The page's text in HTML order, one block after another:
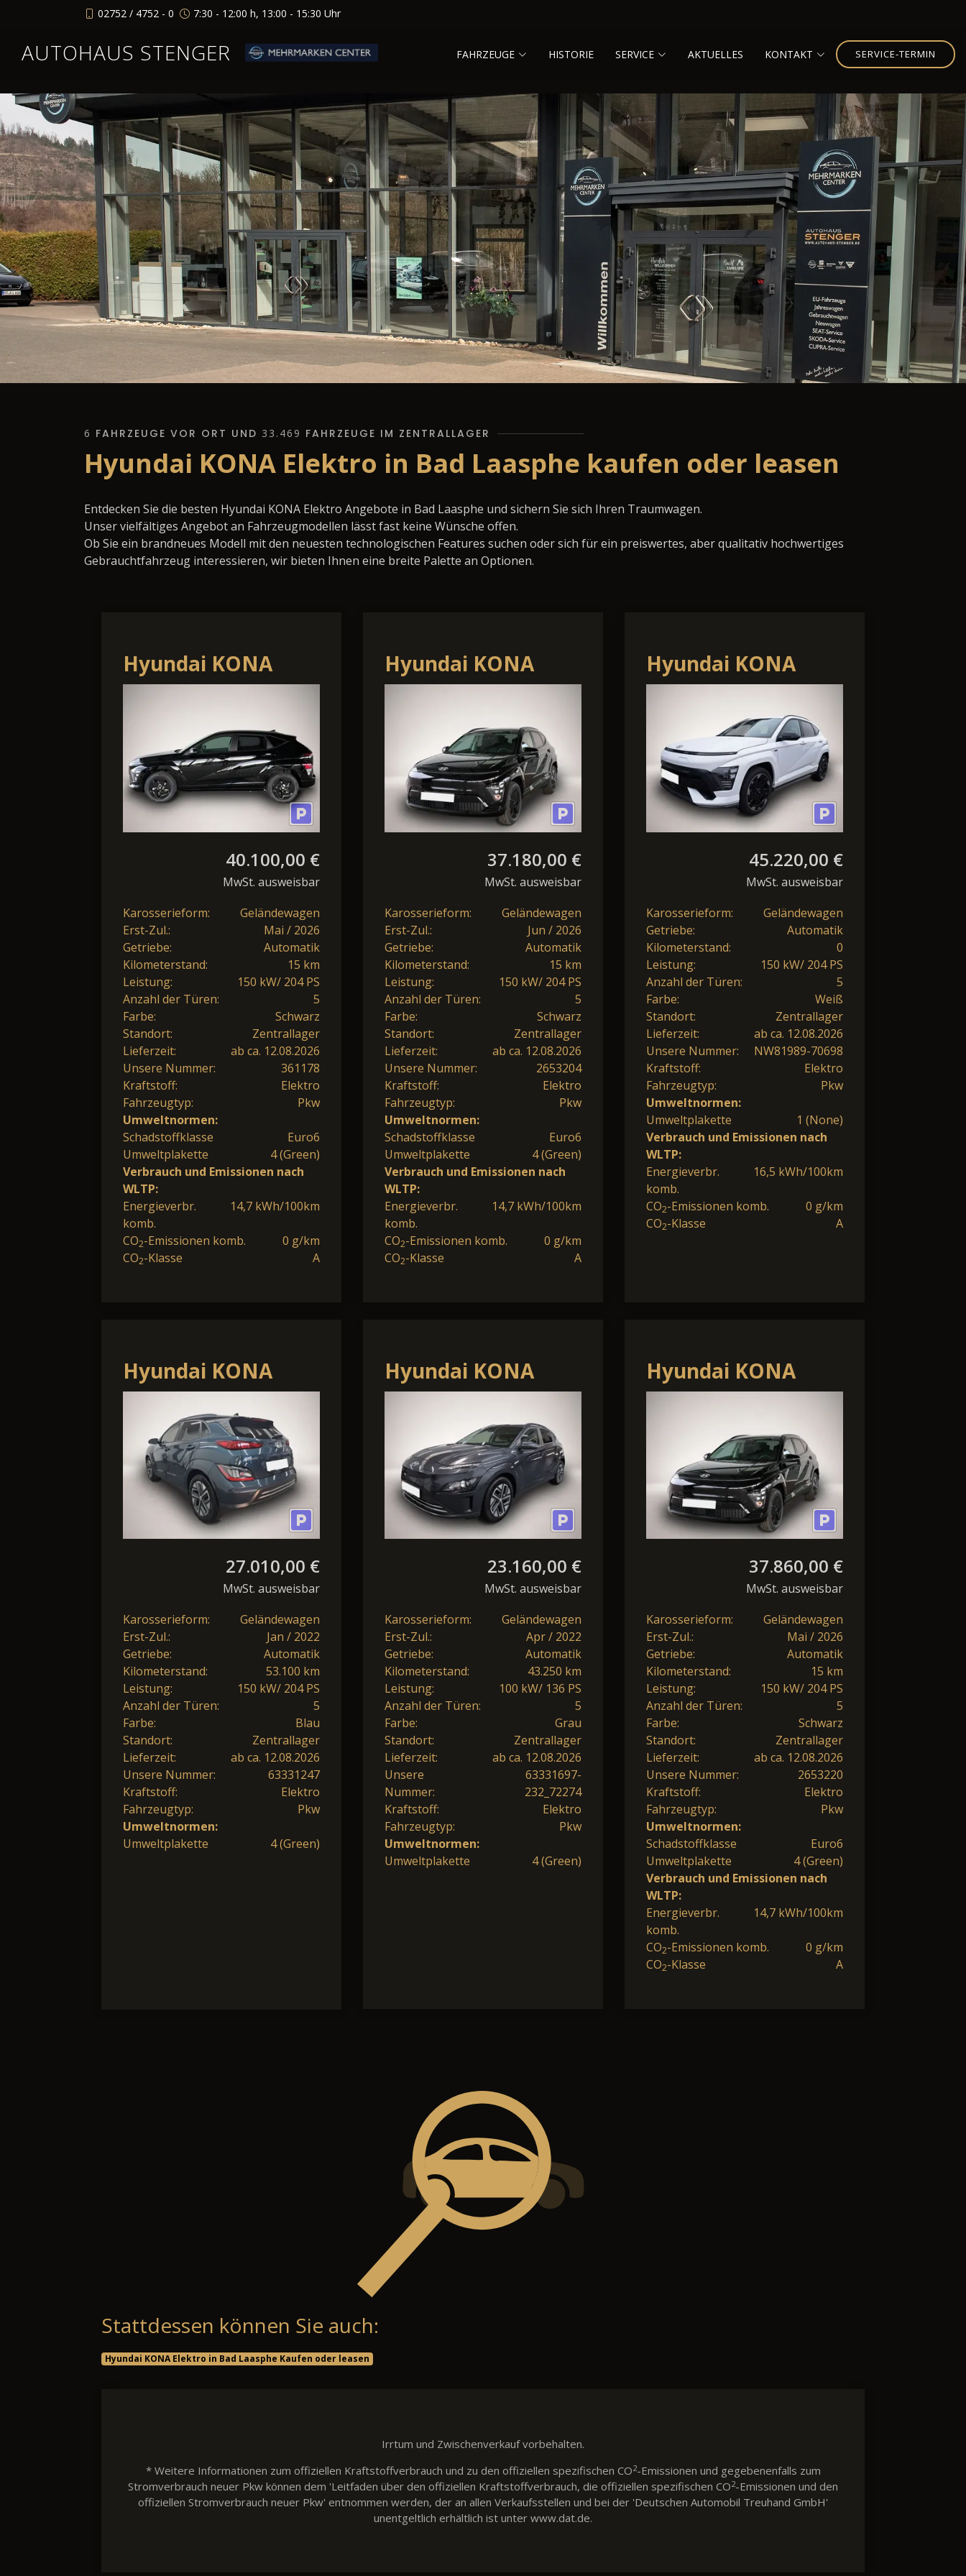
02752 / 4752 - 0 7:30 - 12:00 h, 13:00 - 15:30 Uhr
AUTOHAUS STENGER FAHRZEUGE HISTORIE SERVICE AKTUELLES KONTAKT SERVICE-TERMIN
6 FAHRZEUGE VOR ORT UND 33.469 FAHRZEUGE IM ZENTRALLAGER
Hyundai KONA Elektro in Bad Laasphe kaufen oder leasen
Entdecken Sie die besten Hyundai KONA Elektro Angebote in Bad Laasphe und sichern Sie sich Ihren Traumwagen.
Unser vielfältiges Angebot an Fahrzeugmodellen lässt fast keine Wünsche offen.
Ob Sie ein brandneues Modell mit den neuesten technologischen Features suchen oder sich für ein preiswertes, aber qualitativ hochwertiges
Gebrauchtfahrzeug interessieren, wir bieten Ihnen eine breite Palette an Optionen.
Hyundai KONA
Elektro Comfort
Plus 48,6kWh MY26
/ ACC / PDC V.+H.
m. .
40.100,00 €
MwSt. ausweisbar
Karosserieform:
Geländewagen
Erst-Zul.:
Mai / 2026
Getriebe:
Automatik
Kilometerstand:
15 km
Leistung:
150 kW/ 204 PS
Anzahl der Türen:
5
Farbe:
Schwarz
Standort:
Zentrallager
Lieferzeit:
ab ca. 12.08.2026
Unsere Nummer:
361178
Kraftstoff:
Elektro
Fahrzeugtyp:
Pkw
Umweltnormen:
Schadstoffklasse
Euro6
Umweltplakette
4 (Green)
Verbrauch und Emissionen nach
WLTP:
Energieverbr.
komb.
14,7 kWh/100km
CO2-Emissionen komb.
0 g/km
CO2-Klasse A
Hyundai KONA
Elektro Comfort
Plus 64,8kWh MY26
/ ACC / P
37.180,00 €
MwSt. ausweisbar
Karosserieform:
Geländewagen
Erst-Zul.:
Jun / 2026
Getriebe:
Automatik
Kilometerstand:
15 km
Leistung:
150 kW/ 204 PS
Anzahl der Türen:
5
Farbe:
Schwarz
Standort:
Zentrallager
Lieferzeit:
ab ca. 12.08.2026
Unsere Nummer:
2653204
Kraftstoff:
Elektro
Fahrzeugtyp:
Pkw
Umweltnormen:
Schadstoffklasse
Euro6
Umweltplakette
4 (Green)
Verbrauch und Emissionen nach
WLTP:
Energieverbr.
komb.
14,7 kWh/100km
CO2-Emissionen komb.
0 g/km
CO2-Klasse A
Hyundai KONA
Elektro 65kWh N
Line Dig.Cockpit
LED Shz.
45.220,00 €
MwSt. ausweisbar
Karosserieform:
Geländewagen
Getriebe:
Automatik
Kilometerstand:
0
Leistung:
150 kW/ 204 PS
Anzahl der Türen:
5
Farbe:
Weiß
Standort:
Zentrallager
Lieferzeit:
ab ca. 12.08.2026
Unsere Nummer:
NW81989-70698
Kraftstoff:
Elektro
Fahrzeugtyp:
Pkw
Umweltnormen:
Umweltplakette
1 (None)
Verbrauch und Emissionen nach
WLTP:
Energieverbr.
komb.
16,5 kWh/100km
CO2-Emissionen komb.
0 g/km
CO2-Klasse A
Hyundai KONA
Elektro Kona Trend
VOLL LED ACC NAVI
SHZ RFK Krell LHZ
27.010,00 €
MwSt. ausweisbar
Karosserieform:
Geländewagen
Erst-Zul.:
Jan / 2022
Getriebe:
Automatik
Kilometerstand:
53.100 km
Leistung:
150 kW/ 204 PS
Anzahl der Türen:
5
Farbe:
Blau
Standort:
Zentrallager
Lieferzeit:
ab ca. 12.08.2026
Unsere Nummer:
63331247
Kraftstoff:
Elektro
Fahrzeugtyp:
Pkw
Umweltnormen:
Umweltplakette
4 (Green)
Hyundai KONA
Elektro KONA
EDITION 30+ NAVI
RFK SHZ ALU PDC
Temp.
23.160,00 €
MwSt. ausweisbar
Karosserieform:
Geländewagen
Erst-Zul.:
Apr / 2022
Getriebe:
Automatik
Kilometerstand:
43.250 km
Leistung:
100 kW/ 136 PS
Anzahl der Türen:
5
Farbe:
Grau
Standort:
Zentrallager
Lieferzeit:
ab ca. 12.08.2026
Unsere
Nummer:
63331697-
232_72274
Kraftstoff:
Elektro
Fahrzeugtyp:
Pkw
Umweltnormen:
Umweltplakette
4 (Green)
Hyundai KONA
Elektro Comfort
Plus 48,6kWh MY26
/ ACC / P
37.860,00 €
MwSt. ausweisbar
Karosserieform:
Geländewagen
Erst-Zul.:
Mai / 2026
Getriebe:
Automatik
Kilometerstand:
15 km
Leistung:
150 kW/ 204 PS
Anzahl der Türen:
5
Farbe:
Schwarz
Standort:
Zentrallager
Lieferzeit:
ab ca. 12.08.2026
Unsere Nummer:
2653220
Kraftstoff:
Elektro
Fahrzeugtyp:
Pkw
Umweltnormen:
Schadstoffklasse
Euro6
Umweltplakette
4 (Green)
Verbrauch und Emissionen nach
WLTP:
Energieverbr.
komb.
14,7 kWh/100km
CO2-Emissionen komb.
0 g/km
CO2-Klasse A
Stattdessen können Sie auch:
Hyundai KONA Elektro in Bad Laasphe Kaufen oder leasen
Irrtum und Zwischenverkauf vorbehalten.
* Weitere Informationen zum offiziellen Kraftstoffverbrauch und zu den offiziellen spezifischen CO2-Emissionen und gegebenenfalls zum
Stromverbrauch neuer Pkw können dem 'Leitfaden über den offiziellen Kraftstoffverbrauch, die offiziellen spezifischen CO2-Emissionen und den
offiziellen Stromverbrauch neuer Pkw' entnommen werden, der an allen Verkaufsstellen und bei der 'Deutschen Automobil Treuhand GmbH'
unentgeltlich erhältlich ist unter www.dat.de.